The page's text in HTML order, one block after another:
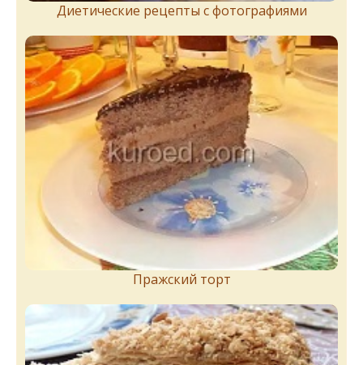
Диетические рецепты с фотографиями
Пражский торт